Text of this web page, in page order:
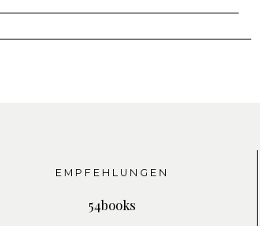
EMPFEHLUNGEN
54books